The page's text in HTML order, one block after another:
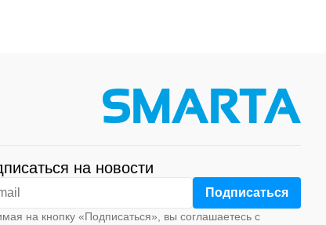
на новости
на кнопку «Подписаться», вы соглашаетесь с